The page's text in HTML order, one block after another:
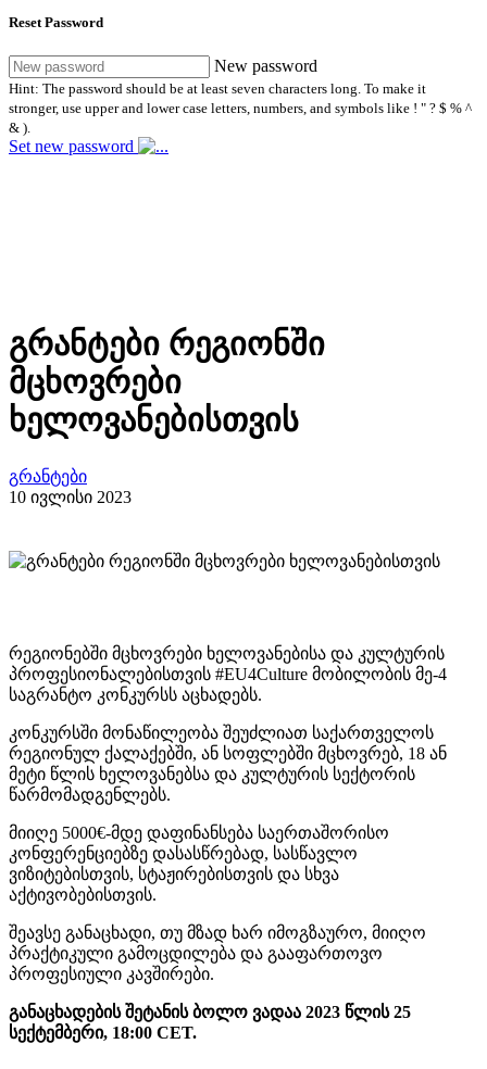
Reset Password
New password
Hint: The password should be at least seven characters long. To make it
stronger, use upper and lower case letters, numbers, and symbols like ! " ? $ % ^
& ).
Set new password
გრანტები რეგიონში
მცხოვრები
ხელოვანებისთვის
გრანტები
10 ივლისი 2023
რეგიონებში მცხოვრები ხელოვანებისა და კულტურის
პროფესიონალებისთვის #EU4Culture მობილობის მე-4
საგრანტო კონკურსს აცხადებს.
კონკურსში მონაწილეობა შეუძლიათ საქართველოს
რეგიონულ ქალაქებში, ან სოფლებში მცხოვრებ, 18 ან
მეტი წლის ხელოვანებსა და კულტურის სექტორის
წარმომადგენლებს.
მიიღე 5000€-მდე დაფინანსება საერთაშორისო
კონფერენციებზე დასასწრებად, სასწავლო
ვიზიტებისთვის, სტაჟირებისთვის და სხვა
აქტივობებისთვის.
შეავსე განაცხადი, თუ მზად ხარ იმოგზაურო, მიიღო
პრაქტიკული გამოცდილება და გააფართოვო
პროფესიული კავშირები.
განაცხადების შეტანის ბოლო ვადაა 2023 წლის 25
სექტემბერი, 18:00 CET.